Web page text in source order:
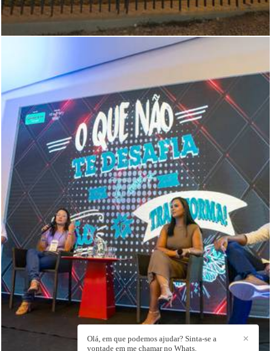
377 1
✕
Olá, em que podemos ajudar? Sinta-se a
vontade em me chamar no Whats.